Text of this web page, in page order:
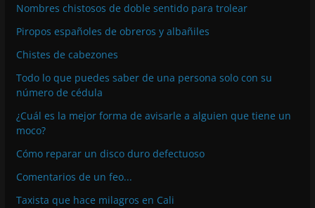
Nombres chistosos de doble sentido para trolear
Piropos españoles de obreros y albañiles
Chistes de cabezones
Todo lo que puedes saber de una persona solo con su
número de cédula
¿Cuál es la mejor forma de avisarle a alguien que tiene un
moco?
Cómo reparar un disco duro defectuoso
Comentarios de un feo...
Taxista que hace milagros en Cali